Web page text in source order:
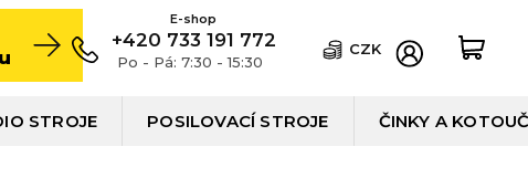
+420 733 191 772
Po - Pá: 7:30 - 15:30
CZK
STROJE POSILOVACÍ STROJE ČINKY A